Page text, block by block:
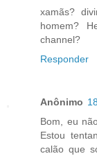
xamãs?
homem?
channel?
Responder
Anônimo
Bom, eu
Estou
calão que